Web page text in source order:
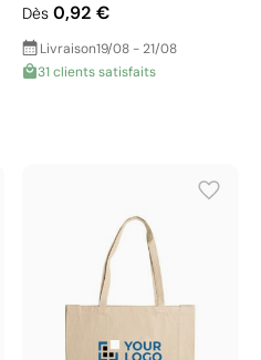
Dès 0,92 €
Livraison19/08 - 21/08
31 clients satisfaits